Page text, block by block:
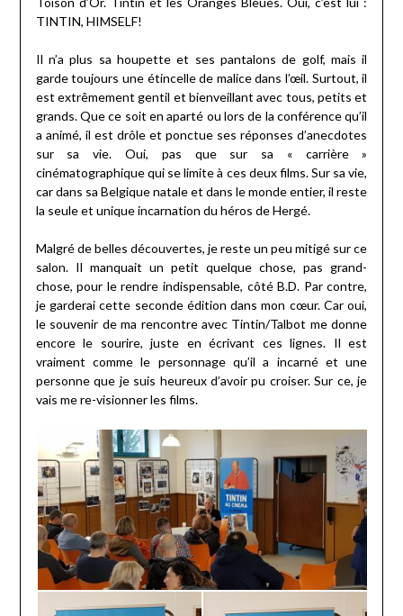
TINTIN, HIMSELF!
Il n’a plus sa houpette et ses pantalons de golf, mais il
garde toujours une étincelle de malice dans l’œil. Surtout, il
est extrêmement gentil et bienveillant avec tous, petits et
grands. Que ce soit en aparté ou lors de la conférence qu’il
a animé, il est drôle et ponctue ses réponses d’anecdotes
sur sa vie. Oui, pas que sur sa « carrière »
cinématographique qui se limite à ces deux films. Sur sa vie,
car dans sa Belgique natale et dans le monde entier, il reste
la seule et unique incarnation du héros de Hergé.
Malgré de belles découvertes, je reste un peu mitigé sur ce
salon. Il manquait un petit quelque chose, pas grand-
chose, pour le rendre indispensable, côté B.D. Par contre,
je garderai cette seconde édition dans mon cœur. Car oui,
le souvenir de ma rencontre avec Tintin/Talbot me donne
encore le sourire, juste en écrivant ces lignes. Il est
vraiment comme le personnage qu’il a incarné et une
personne que je suis heureux d’avoir pu croiser. Sur ce, je
vais me re-visionner les films.